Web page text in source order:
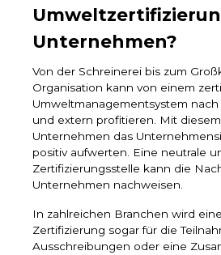
Unternehmen?
Von der Schreinerei bis zum
Organisation kann von einem
Umweltmanagementsystem nach
und extern profitieren. Mit
Unternehmen das
positiv aufwerten. Eine neutrale
Zertifizierungsstelle kann die
Unternehmen nachweisen.
In zahlreichen Branchen wird
Zertifizierung sogar für die
Ausschreibungen oder eine